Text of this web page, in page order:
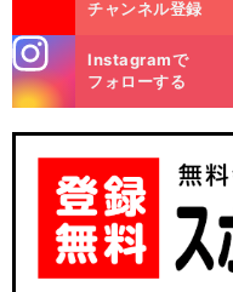
チャンネル登録
m
Instagramで
フォローする